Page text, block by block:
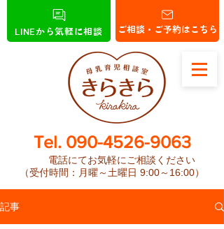
ご相談・ご予約はこちら
LINEから気軽に相談
​Tel. 090-4526-9063
電話にてお気軽にご相談ください
（受付時間：月曜～土曜日 9:00～16:00）
記事